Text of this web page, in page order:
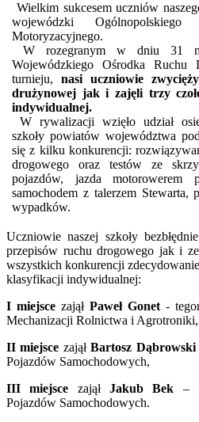
Wielkim sukcesem uczniów
wojewódzki Ogólnopolskiego
Motoryzacyjnego.
W rozegranym w dniu 31
Wojewódzkiego Ośrodka Ruchu
turnieju, nasi uczniowie
drużynowej jak i zajęli trzy
indywidualnej.
W rywalizacji wzięło udział
szkoły powiatów województwa
się z kilku konkurencji:
drogowego oraz testów ze
pojazdów, jazda motorowerem
samochodem z talerzem Stewarta,
wypadków.
Uczniowie naszej szkoły
przepisów ruchu drogowego jak i
wszystkich konkurencji
klasyfikacji indywidualnej:
I miejsce zająłPaweł Gonet -
Mechanizacji Rolnictwa i Agrotroniki,
II miejsce zająłBartosz Dąbrowski
Pojazdów Samochodowych,
III miejsce zająłJakub Bek –
Pojazdów Samochodowych.